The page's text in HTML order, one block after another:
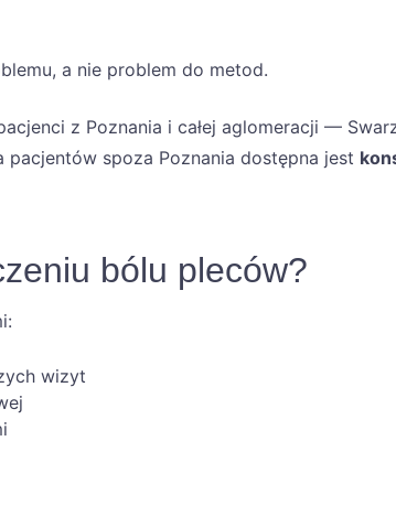
a nie problem do metod.
z Poznania i całej aglomeracji —
pacjentów spoza Poznania dostępna jest
bólu pleców?
wizyt